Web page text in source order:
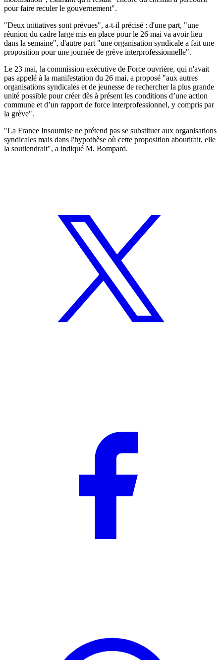
pour faire reculer le gouvernement".
"Deux initiatives sont prévues", a-t-il précisé : d'une part, "une
réunion du cadre large mis en place pour le 26 mai va avoir lieu
dans la semaine", d'autre part "une organisation syndicale a fait une
proposition pour une journée de grève interprofessionnelle".
Le 23 mai, la commission exécutive de Force ouvrière, qui n'avait
pas appelé à la manifestation du 26 mai, a proposé "aux autres
organisations syndicales et de jeunesse de rechercher la plus grande
unité possible pour créer dès à présent les conditions d’une action
commune et d’un rapport de force interprofessionnel, y compris par
la grève".
"La France Insoumise ne prétend pas se substituer aux organisations
syndicales mais dans l'hypothèse où cette proposition aboutirait, elle
la soutiendrait", a indiqué M. Bompard.